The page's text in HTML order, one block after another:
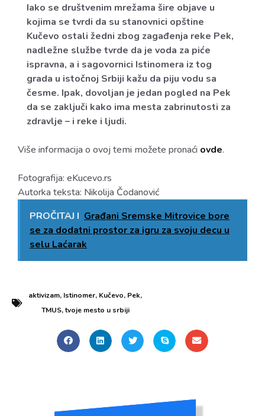
Iako se društvenim mrežama šire objave u
kojima se tvrdi da su stanovnici opštine
Kučevo ostali žedni zbog zagađenja reke Pek,
nadležne službe tvrde da je voda za piće
ispravna, a i sagovornici Istinomera iz tog
grada u istočnoj Srbiji kažu da piju vodu sa
česme. Ipak, dovoljan je jedan pogled na Pek
da se zaključi kako ima mesta zabrinutosti za
zdravlje – i reke i ljudi.
Više informacija o ovoj temi možete pronaći ovde.
Fotografija: eKucevo.rs
Autorka teksta: Nikolija Čodanović
PROČITAJ I Građani Sremske Mitrovice bore
se za dodatni prostor za igru za svoju decu u
selu Laćarak
aktivizam, Istinomer, Kučevo, Pek,
TMUS,tvoje mesto u srbiji